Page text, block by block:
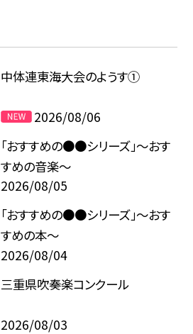
中体連東海大会のようす①
2026/08/06
「おすすめの●●シリーズ」～おす
すめの音楽～
2026/08/05
「おすすめの●●シリーズ」～おす
すめの本～
2026/08/04
三重県吹奏楽コンクール
2026/08/03